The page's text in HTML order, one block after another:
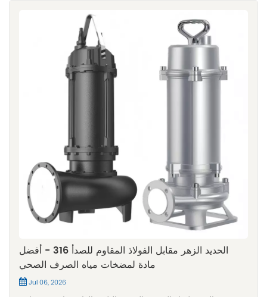
الحديد الزهر مقابل الفولاذ المقاوم للصدأ 316 - أفضل
مادة لمضخات مياه الصرف الصحي
Jul 06, 2026